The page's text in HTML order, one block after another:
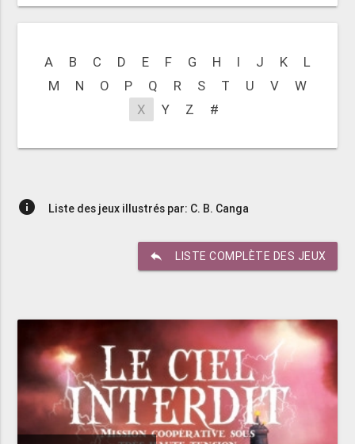
A B C D E F G H I J K
L
M
N O P Q R S T U V
W
X
Y Z #
info Liste des jeux illustrés par: C. B. Canga
reply LISTE COMPLÈTE DES JEUX